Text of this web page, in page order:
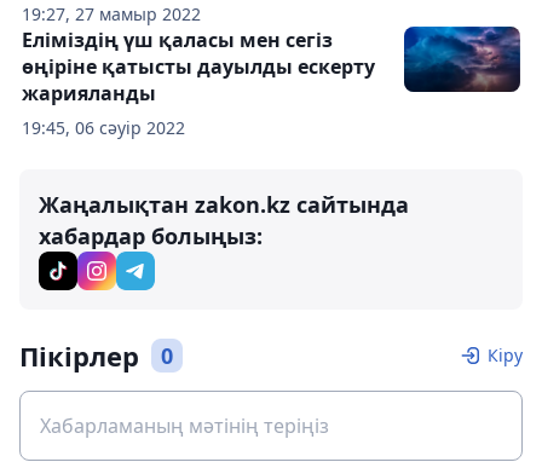
19:27, 27 мамыр 2022
19:45, 06 сәуір 2022
Еліміздің үш қаласы мен сегіз
өңіріне қатысты дауылды ескерту
жарияланды
Жаңалықтан zakon.kz сайтында
хабардар болыңыз:
Пікірлер 0 Кіру